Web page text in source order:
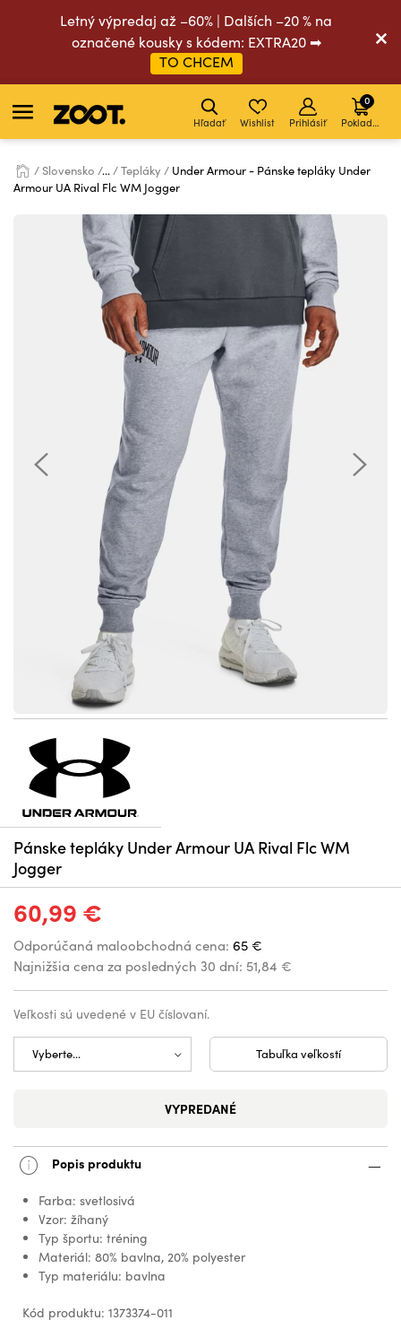
Letný výpredaj až –60% | Dalších –20 % na
označené kousky s kódem: EXTRA20 ➡
TO CHCEM
Hľadať Wishlist Prihlásiť Pokladňa
0
Slovensko ... Tepláky
Under Armour - Pánske tepláky Under
Armour UA Rival Flc WM Jogger
Pánske tepláky Under Armour UA Rival Flc WM
Jogger
60,99 €
Odporúčaná maloobchodná cena: 65 €
Najnižšia cena za posledných 30 dní: 51,84 €
Veľkosti sú uvedené v EU číslovaní.
Tabuľka veľkostí
VYPREDANÉ
Popis produktu
Farba: svetlosivá
Vzor: žíhaný
Typ športu: tréning
Materiál: 80% bavlna, 20% polyester
Typ materiálu: bavlna
Kód produktu: 1373374-011